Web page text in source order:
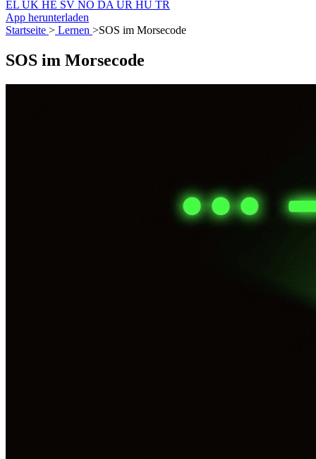
EL UK HE SV NO DA UR HU TR
App herunterladen
Startseite > Lernen >SOS im Morsecode
SOS im Morsecode